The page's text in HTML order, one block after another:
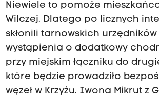
Niewiele to pomoże
Wilczej. Dlatego po licznych
skłonili tarnowskich urzędników
wystąpienia o dodatkowy
przy miejskim łączniku do
które będzie prowadziło
węzeł w Krzyżu. Iwona Mikrut z